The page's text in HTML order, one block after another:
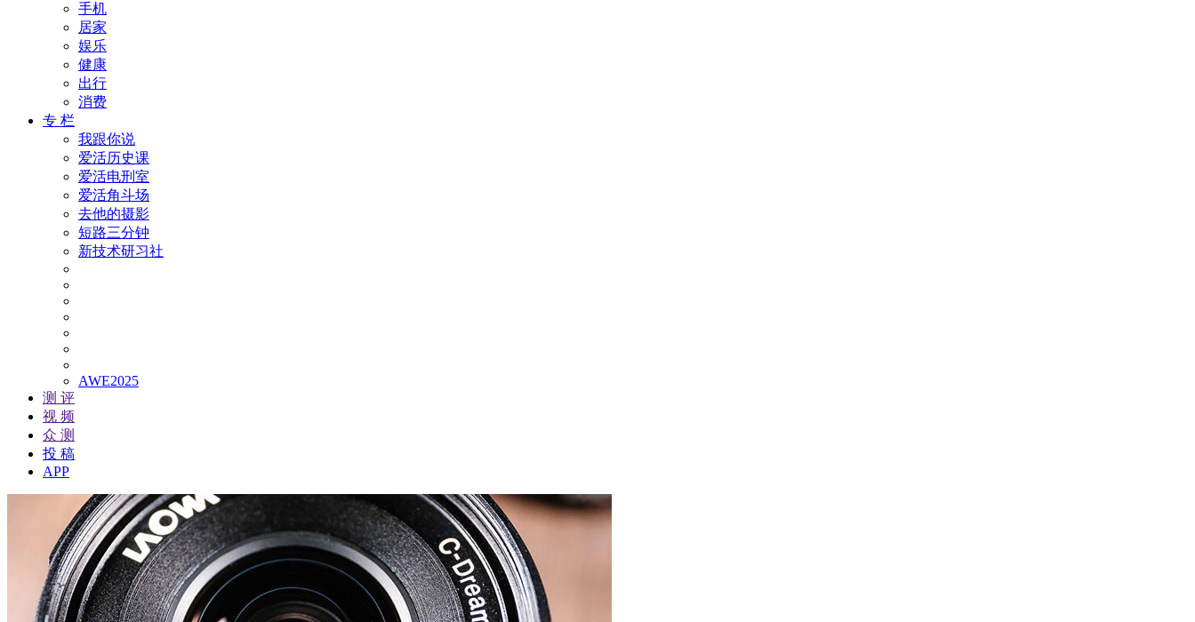
手机
居家
娱乐
健康
出行
消费
专 栏
我跟你说
爱活历史课
爱活电刑室
爱活角斗场
去他的摄影
短路三分钟
新技术研习社
AWE2025
测 评
视 频
众 测
投 稿
APP